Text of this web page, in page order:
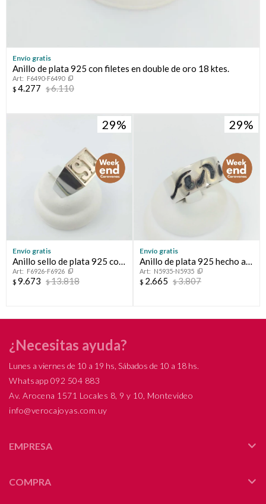
Envío gratis
Anillo de plata 925 con filetes en double de oro 18 ktes.
F6490-F6490
$ 4.277 $6.110
29
Envío gratis
Anillo sello de plata 925 con
iniciales y marco en oro bajo.
F6926-F6926
$ 9.673 $13.818
29
Envío gratis
Anillo de plata 925 hecho a
mano, linea LOVE.
N5935-N5935
$ 2.665 $3.807
¿Necesitas ayuda?
Lunes a viernes de 10 a 19 hs, Sábados de 10 a 18 hs.
Whatsapp 092 504 883
Av. Arocena 1571 Locales 8, 9 y 10, Montevideo
info@verocajoyas.com.uy
EMPRESA
COMPRA